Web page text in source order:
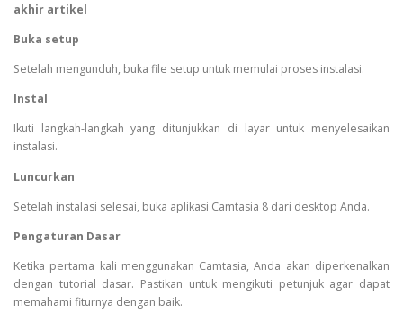
akhir artikel
Buka setup
Setelah mengunduh, buka file setup untuk memulai proses instalasi.
Instal
Ikuti langkah-langkah yang ditunjukkan di layar untuk menyelesaikan
instalasi.
Luncurkan
Setelah instalasi selesai, buka aplikasi Camtasia 8 dari desktop Anda.
Pengaturan Dasar
Ketika pertama kali menggunakan Camtasia, Anda akan diperkenalkan
dengan tutorial dasar. Pastikan untuk mengikuti petunjuk agar dapat
memahami fiturnya dengan baik.